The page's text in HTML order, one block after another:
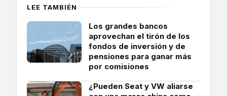
LEE TAMBIÉN
Los grandes bancos
aprovechan el tirón de los
fondos de inversión y de
pensiones para ganar más
por comisiones
¿Pueden Seat y VW aliarse